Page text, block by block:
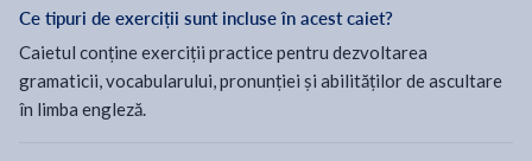
Ce tipuri de exerciții sunt incluse în acest caiet?
Caietul conține exerciții practice pentru dezvoltarea
gramaticii, vocabularului, pronunției și abilităților de ascultare
în limba engleză.